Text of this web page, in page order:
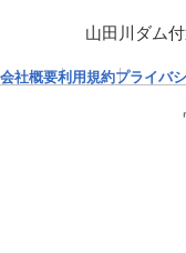
山田川ダム
会社概要利用規約プライバ